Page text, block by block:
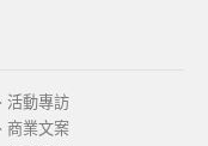
活動專訪
商業文案